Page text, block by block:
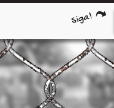
Siga!